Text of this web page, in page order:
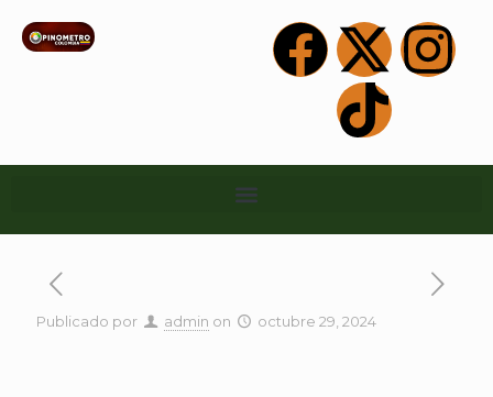
Publicado por admin on octubre 29, 2024